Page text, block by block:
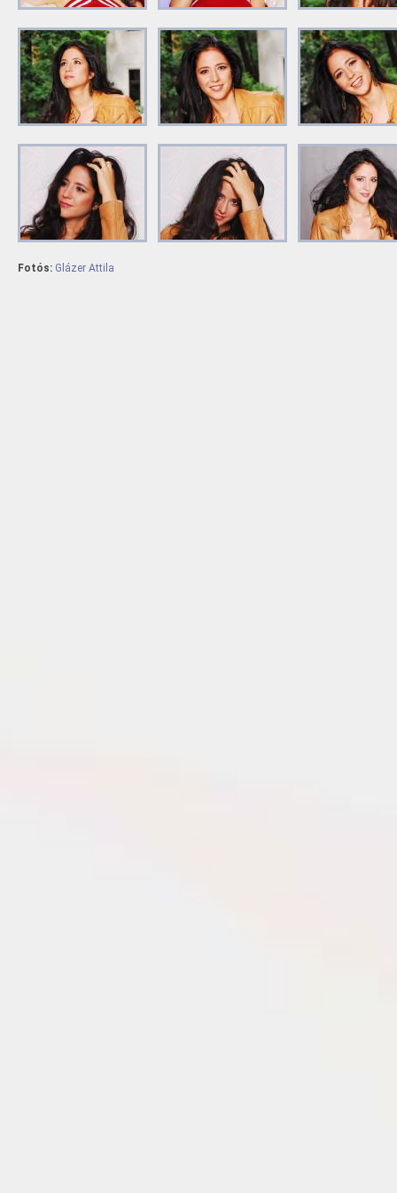
Fotós: Glázer Attila